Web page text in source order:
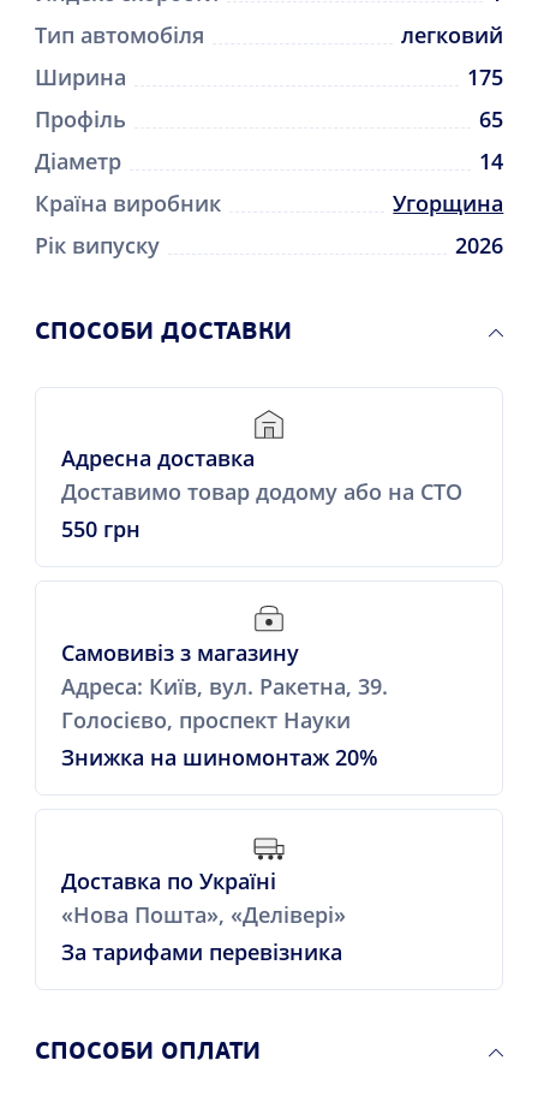
Тип автомобіля
легковий
Ширина
175
Профіль
65
Діаметр
14
Країна виробник
Угорщина
Рік випуску
2026
СПОСОБИ ДОСТАВКИ
Адресна доставка
Доставимо товар додому або на СТО
550 грн
Самовивіз з магазину
Адреса: Київ, вул. Ракетна, 39.
Голосієво, проспект Науки
Знижка на шиномонтаж 20%
Доставка по Україні
«Нова Пошта», «Делівері»
За тарифами перевізника
СПОСОБИ ОПЛАТИ